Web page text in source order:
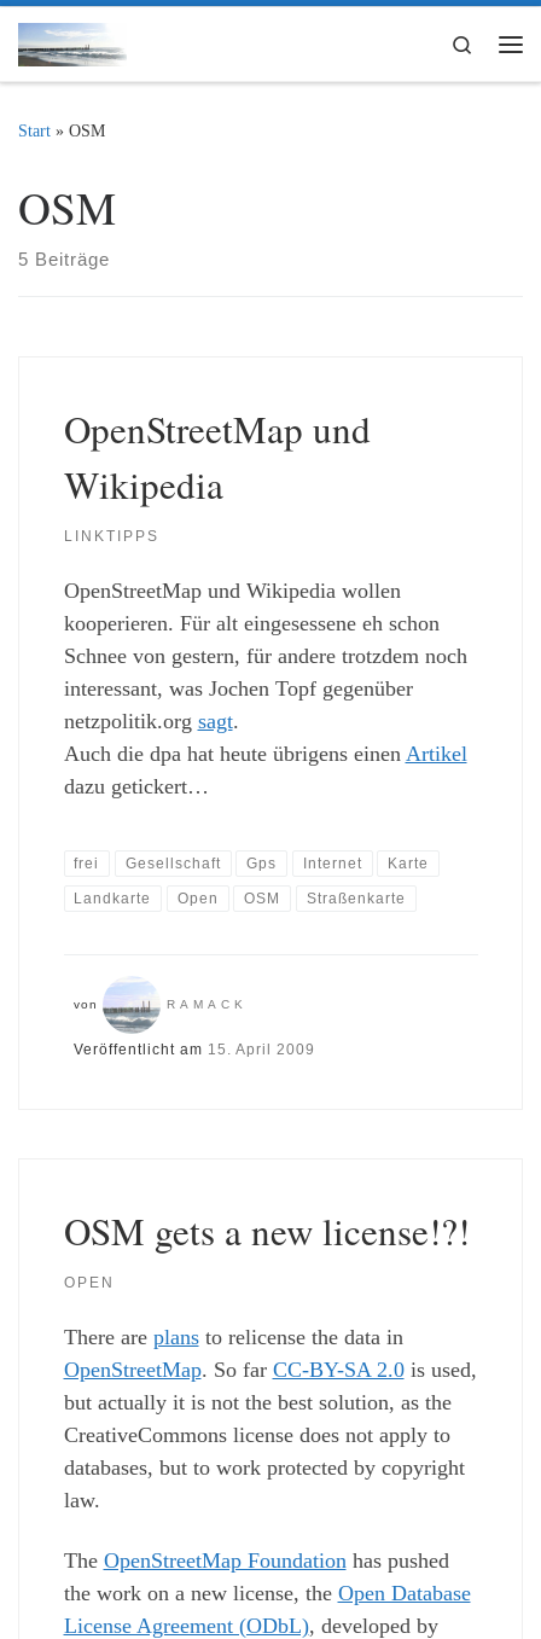
Zum Inhalt springen
Search
Start » OSM
OSM
5 Beiträge
OpenStreetMap und
Wikipedia
LINKTIPPS
OpenStreetMap und Wikipedia wollen
kooperieren. Für alt eingesessene eh schon
Schnee von gestern, für andere trotzdem noch
interessant, was Jochen Topf gegenüber
netzpolitik.org sagt.
Auch die dpa hat heute übrigens einen Artikel
dazu getickert…
frei Gesellschaft Gps Internet Karte
Landkarte Open OSM Straßenkarte
von RAMACK
Veröffentlicht am 15. April 2009
OSM gets a new license!?!
OPEN
There are plansto relicense the data in
OpenStreetMap. So far CC-BY-SA 2.0is used,
but actually it is not the best solution, as the
CreativeCommons license does not apply to
databases, but to work protected by copyright
law.
The OpenStreetMap Foundation has pushed
the work on a new license, the Open Database
License Agreement (ODbL), developed by